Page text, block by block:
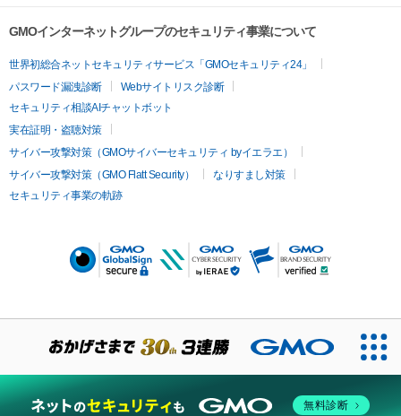
GMOインターネットグループのセキュリティ事業について
世界初総合ネットセキュリティサービス「GMOセキュリティ24」
パスワード漏洩診断
Webサイトリスク診断
セキュリティ相談AIチャットボット
実在証明・盗聴対策
サイバー攻撃対策（GMOサイバーセキュリティ byイエラエ）
サイバー攻撃対策（GMO Flatt Security）
なりすまし対策
セキュリティ事業の軌跡
無料診断